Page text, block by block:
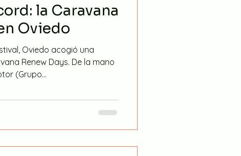
la Caravana
Oviedo
Oviedo acogió una
Renew Days. De la mano
(Grupo...